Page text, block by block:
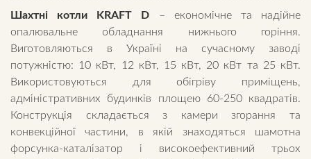
Шахтні котли KRAFT D – економічне та надійне
опалювальне обладнання нижнього горіння.
Виготовляються в Україні на сучасному заводі
потужністю: 10 кВт, 12 кВт, 15 кВт, 20 кВт та 25 кВт.
Використовуються для обігріву приміщень,
адміністративних будинків площею 60-250 квадратів.
Конструкція складається з камери згорання та
конвекційної частини, в якій знаходяться шамотна
форсунка-каталізатор і високоефективний трьох